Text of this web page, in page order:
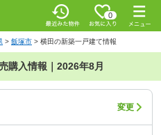
0
> 飯塚市 > 横田の新築一戸建て情報
購入情報｜2026年8月
変更